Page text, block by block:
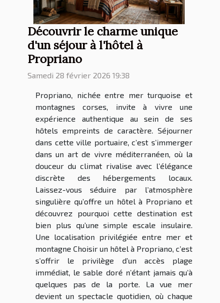
Découvrir le charme unique
d'un séjour à l'hôtel à
Propriano
Samedi 28 février 2026 19:38
Propriano, nichée entre mer turquoise et
montagnes corses, invite à vivre une
expérience authentique au sein de ses
hôtels empreints de caractère. Séjourner
dans cette ville portuaire, c’est s’immerger
dans un art de vivre méditerranéen, où la
douceur du climat rivalise avec l’élégance
discrète des hébergements locaux.
Laissez-vous séduire par l’atmosphère
singulière qu’offre un hôtel à Propriano et
découvrez pourquoi cette destination est
bien plus qu’une simple escale insulaire.
Une localisation privilégiée entre mer et
montagne Choisir un hôtel à Propriano, c’est
s’offrir le privilège d’un accès plage
immédiat, le sable doré n’étant jamais qu’à
quelques pas de la porte. La vue mer
devient un spectacle quotidien, où chaque